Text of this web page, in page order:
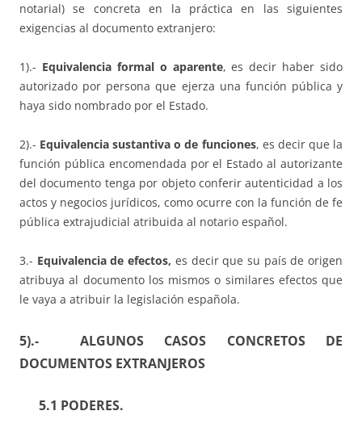
notarial) se concreta en la práctica en las siguientes
exigencias al documento extranjero:
1).- Equivalencia formal o aparente, es decir haber sido
autorizado por persona que ejerza una función pública y
haya sido nombrado por el Estado.
2).- Equivalencia sustantiva o de funciones, es decir que la
función pública encomendada por el Estado al autorizante
del documento tenga por objeto conferir autenticidad a los
actos y negocios jurídicos, como ocurre con la función de fe
pública extrajudicial atribuida al notario español.
3.- Equivalencia de efectos, es decir que su país de origen
atribuya al documento los mismos o similares efectos que
le vaya a atribuir la legislación española.
5).- ALGUNOS CASOS CONCRETOS DE
DOCUMENTOS EXTRANJEROS
5.1 PODERES.